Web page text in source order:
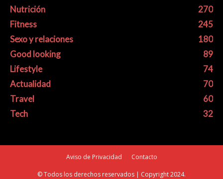
Nutrición
270
Fitness
245
Sexo y relaciones
180
Good looking
89
Lifestyle
74
Actualidad
70
Travel
60
Tech
32
Aviso de Privacidad Contacto
© Todos los derechos reservados | Copyright 2024.